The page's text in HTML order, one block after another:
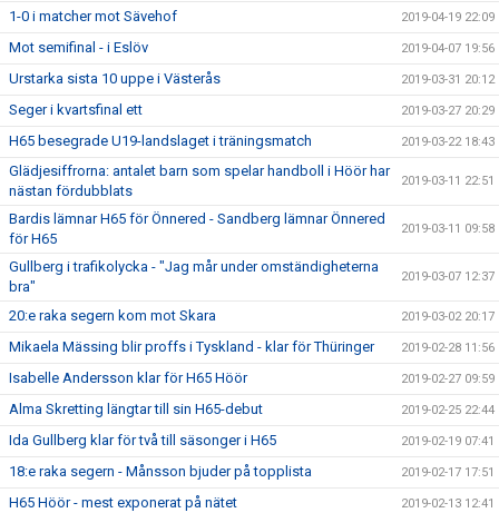
1-0 i matcher mot Sävehof 2019-04-19 22:09
Mot semifinal - i Eslöv 2019-04-07 19:56
Urstarka sista 10 uppe i Västerås 2019-03-31 20:12
Seger i kvartsfinal ett 2019-03-27 20:29
H65 besegrade U19-landslaget i träningsmatch 2019-03-22 18:43
Glädjesiffrorna: antalet barn som spelar handboll i Höör har
nästan fördubblats
2019-03-11 22:51
Bardis lämnar H65 för Önnered - Sandberg lämnar Önnered
för H65
2019-03-11 09:58
Gullberg i trafikolycka - "Jag mår under omständigheterna
bra"
2019-03-07 12:37
20:e raka segern kom mot Skara 2019-03-02 20:17
Mikaela Mässing blir proffs i Tyskland - klar för Thüringer 2019-02-28 11:56
Isabelle Andersson klar för H65 Höör 2019-02-27 09:59
Alma Skretting längtar till sin H65-debut 2019-02-25 22:44
Ida Gullberg klar för två till säsonger i H65 2019-02-19 07:41
18:e raka segern - Månsson bjuder på topplista 2019-02-17 17:51
H65 Höör - mest exponerat på nätet 2019-02-13 12:41